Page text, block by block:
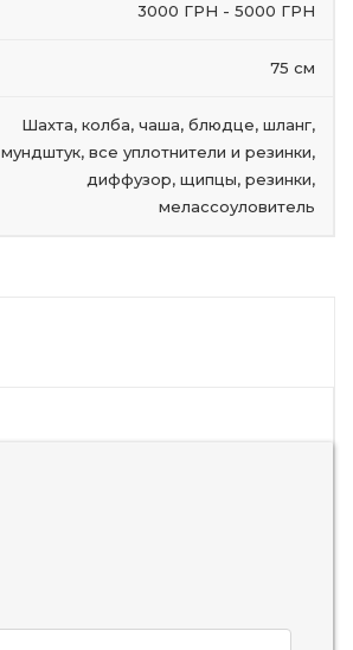
3000 ГРН - 5000 ГРН
75 см
Шахта, колба, чаша, блюдце, шланг,
мундштук, все уплотнители и резинки,
диффузор, щипцы, резинки,
мелассоуловитель